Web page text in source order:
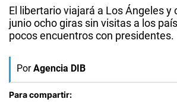
El libertario viajará a Los Ángeles y
junio ocho giras sin visitas a los
pocos encuentros con presidentes.
Por Agencia DIB
Para compartir: